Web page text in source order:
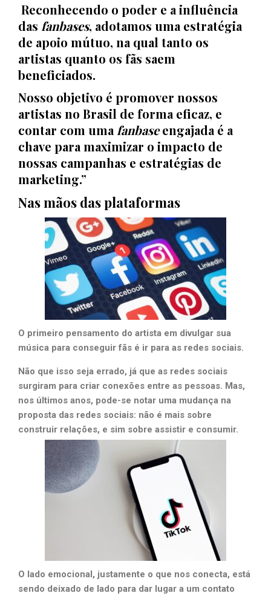
Reconhecendo o poder e a influência
das fanbases, adotamos uma estratégia
de apoio mútuo, na qual tanto os
artistas quanto os fãs saem
beneficiados.
Nosso objetivo é promover nossos
artistas no Brasil de forma eficaz, e
contar com uma fanbaseengajada é a
chave para maximizar o impacto de
nossas campanhas e estratégias de
marketing.”
Nas mãos das plataformas
O primeiro pensamento do artista em divulgar sua
música para conseguir fãs é ir para as redes sociais.
Não que isso seja errado, já que as redes sociais
surgiram para criar conexões entre as pessoas. Mas,
nos últimos anos, pode-se notar uma mudança na
proposta das redes sociais: não é mais sobre
construir relações, e sim sobre assistir e consumir.
O lado emocional, justamente o que nos conecta, está
sendo deixado de lado para dar lugar a um contato